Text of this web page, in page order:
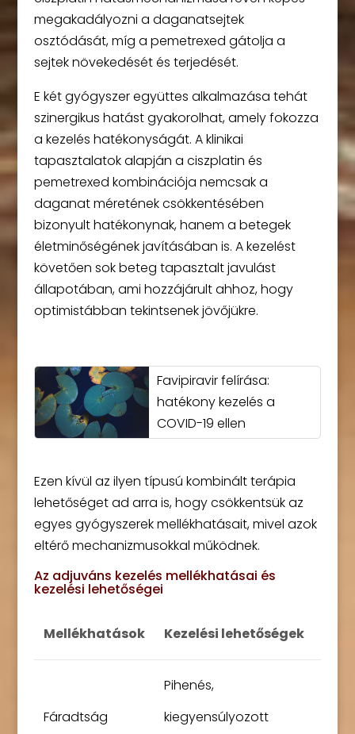
megakadályozni a daganatsejtek
osztódását, míg a pemetrexed gátolja a
sejtek növekedését és terjedését.
E két gyógyszer együttes alkalmazása tehát
szinergikus hatást gyakorolhat, amely fokozza
a kezelés hatékonyságát. A klinikai
tapasztalatok alapján a ciszplatin és
pemetrexed kombinációja nemcsak a
daganat méretének csökkentésében
bizonyult hatékonynak, hanem a betegek
életminőségének javításában is. A kezelést
követően sok beteg tapasztalt javulást
állapotában, ami hozzájárult ahhoz, hogy
optimistábban tekintsenek jövőjükre.
Favipiravir felírása:
hatékony kezelés a
COVID-19 ellen
Ezen kívül az ilyen típusú kombinált terápia
lehetőséget ad arra is, hogy csökkentsük az
egyes gyógyszerek mellékhatásait, mivel azok
eltérő mechanizmusokkal működnek.
Az adjuváns kezelés mellékhatásai és
kezelési lehetőségei
Mellékhatások Kezelési lehetőségek
Fáradtság
Pihenés,
kiegyensúlyozott